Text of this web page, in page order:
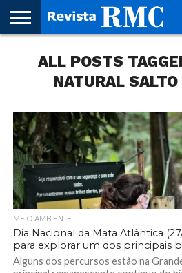
REVISTA
RMC
PROJETO
CULTURAL
RMC – 20
CIDADES
ARTE &
CULTURA
NOTÍCIAS
CORPORATIVAS
EDIÇÕES
ANTERIORES
PARCEIROS
FAÇA
FALE
CONOSCO
ALL POSTS
NATURAL
MEIO AMBIENTE
Dia Nacional da Mata Atlântica
para explorar um dos principais
Alguns dos percursos estão na